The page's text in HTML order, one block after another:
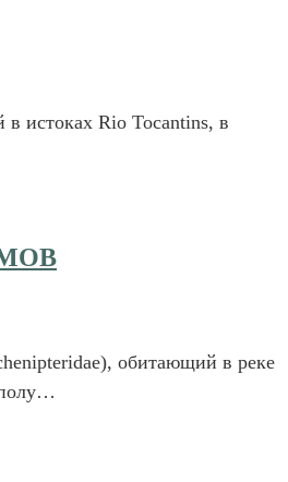
истоках Rio Tocantins, в
обитающий в реке